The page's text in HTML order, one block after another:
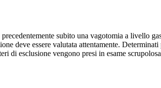
subito una vagotomia a livello
deve essere valutata attentamente.
di esclusione vengono presi in esame